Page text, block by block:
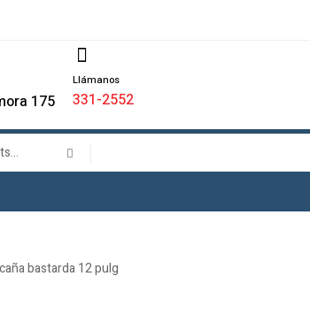
175
Llámanos
331-2552
bastarda 12 pulg